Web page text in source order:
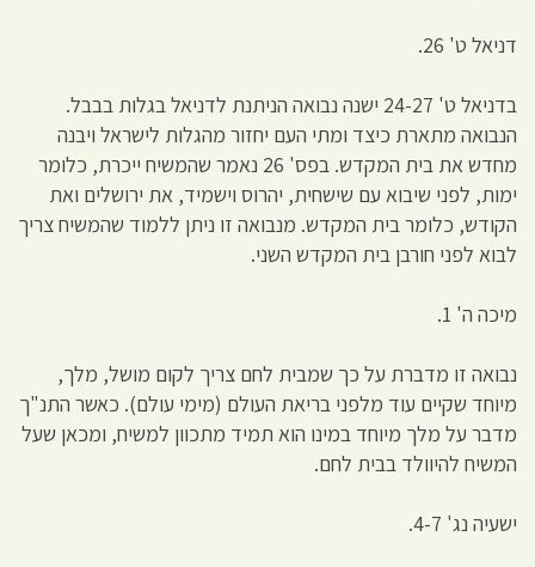
דניאל ט' 26.
בדניאל ט' 24-27 ישנה נבואה הניתנת לדניאל בגלות בבבל.
הנבואה מתארת כיצד ומתי העם יחזור מהגלות לישראל ויבנה
מחדש את בית המקדש. בפס' 26 נאמר שהמשיח ייכרת, כלומר
ימות, לפני שיבוא עם שישחית, יהרוס וישמיד, את ירושלים ואת
הקודש, כלומר בית המקדש. מנבואה זו ניתן ללמוד שהמשיח צריך
לבוא לפני חורבן בית המקדש השני.
מיכה ה' 1.
נבואה זו מדברת על כך שמבית לחם צריך לקום מושל, מלך,
מיוחד שקיים עוד מלפני בריאת העולם (מימי עולם). כאשר התנ"ך
מדבר על מלך מיוחד במינו הוא תמיד מתכוון למשיח, ומכאן שעל
המשיח להיוולד בבית לחם.
ישעיה נג' 4-7.